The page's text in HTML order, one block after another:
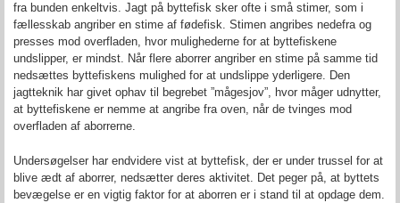
fra bunden enkeltvis. Jagt på byttefisk sker ofte i små stimer, som i
fællesskab angriber en stime af fødefisk. Stimen angribes nedefra og
presses mod overfladen, hvor mulighederne for at byttefiskene
undslipper, er mindst. Når flere aborrer angriber en stime på samme tid
nedsættes byttefiskens mulighed for at undslippe yderligere. Den
jagtteknik har givet ophav til begrebet ”mågesjov”, hvor måger udnytter,
at byttefiskene er nemme at angribe fra oven, når de tvinges mod
overfladen af aborrerne.
Undersøgelser har endvidere vist at byttefisk, der er under trussel for at
blive ædt af aborrer, nedsætter deres aktivitet. Det peger på, at byttets
bevægelse er en vigtig faktor for at aborren er i stand til at opdage dem.